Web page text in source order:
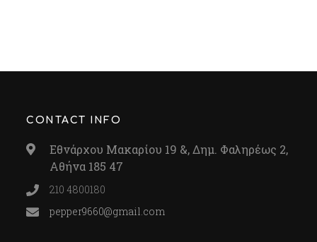
CONTACT INFO
Εθνάρχου Μακαρίου 19 &, Δημ. Φαληρέως 2,
Αθήνα 185 47
210 4800180
pepper9660@gmail.com